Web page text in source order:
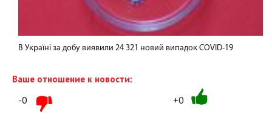
В Україні за добу виявили 24 321 новий випадок COVID-19
Ваше отношение к новости:
-0 +0